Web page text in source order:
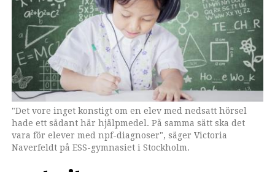
"Det vore inget konstigt om en elev med nedsatt hörsel
hade ett sådant här hjälpmedel. På samma sätt ska det
vara för elever med npf-diagnoser", säger Victoria
Naverfeldt på ESS-gymnasiet i Stockholm.